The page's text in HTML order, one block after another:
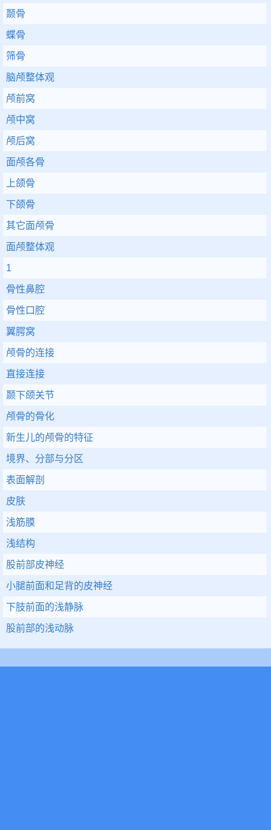
颞骨
蝶骨
筛骨
脑颅整体观
颅前窝
颅中窝
颅后窝
面颅各骨
上颌骨
下颌骨
其它面颅骨
面颅整体观
1
骨性鼻腔
骨性口腔
翼腭窝
颅骨的连接
直接连接
颞下颌关节
颅骨的骨化
新生儿的颅骨的特征
境界、分部与分区
表面解剖
皮肤
浅筋膜
浅结构
股前部皮神经
小腿前面和足背的皮神经
下肢前面的浅静脉
股前部的浅动脉